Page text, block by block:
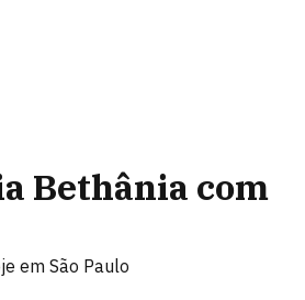
Bethânia com
em São Paulo